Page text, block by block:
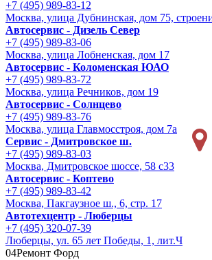
+7 (495) 989-83-12
Москва, улица Дубнинская, дом 75,
Автосервис - Дизель Север
+7 (495) 989-83-06
Москва, улица Лобненская, дом 17
Автосервис - Коломенская ЮАО
+7 (495) 989-83-72
Москва, улица Речников, дом 19
Автосервис - Солнцево
+7 (495) 989-83-76
Москва, улица Главмосстроя, дом 7а
Сервис - Дмитровское ш.
+7 (495) 989-83-03
Москва, Дмитровское шоссе, 58 с33
Автосервис - Коптево
+7 (495) 989-83-42
Москва, Пакгаузное ш., 6, стр. 17
Автотехцентр - Люберцы
+7 (495) 320-07-39
Люберцы, ул. 65 лет Победы, 1, лит.Ч
04Ремонт Форд